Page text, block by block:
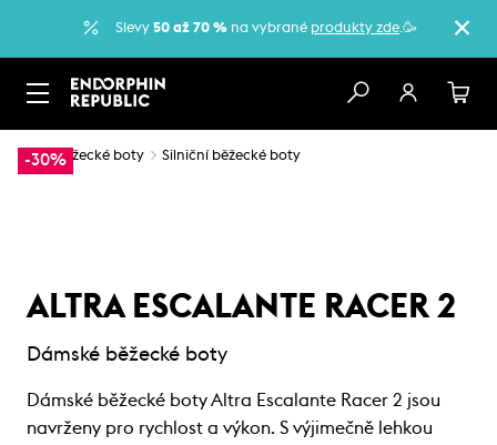
Slevy 50 až 70 % na vybrané produkty zde.🥳
-30%
… Běžecké boty Silniční běžecké boty
ALTRA ESCALANTE RACER 2
Dámské běžecké boty
Dámské běžecké boty Altra Escalante Racer 2 jsou
navrženy pro rychlost a výkon. S výjimečně lehkou